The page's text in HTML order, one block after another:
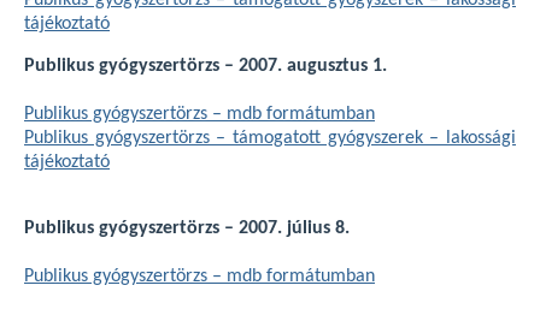
tájékoztató
Publikus gyógyszertörzs – 2007. augusztus 1.
Publikus gyógyszertörzs – mdb formátumban
Publikus gyógyszertörzs – támogatott gyógyszerek – lakossági
tájékoztató
Publikus gyógyszertörzs – 2007. július 8.
Publikus gyógyszertörzs – mdb formátumban